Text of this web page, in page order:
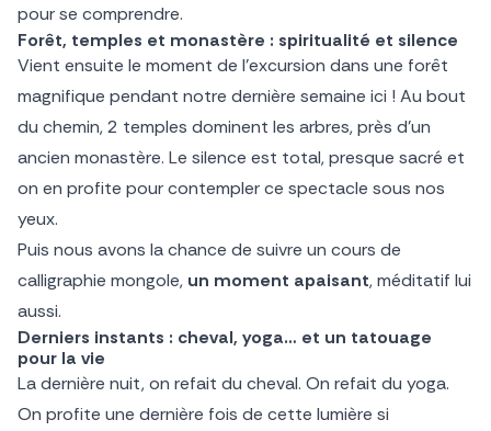
pour se comprendre.
Forêt, temples et monastère : spiritualité et silence
Vient ensuite le moment de l’excursion dans une forêt
magnifique pendant notre dernière semaine ici ! Au bout
du chemin, 2 temples dominent les arbres, près d’un
ancien monastère. Le silence est total, presque sacré et
on en profite pour contempler ce spectacle sous nos
yeux.
Puis nous avons la chance de suivre un cours de
calligraphie mongole, un moment apaisant, méditatif lui
aussi.
Derniers instants : cheval, yoga… et un tatouage
pour la vie
La dernière nuit, on refait du cheval. On refait du yoga.
On profite une dernière fois de cette lumière si